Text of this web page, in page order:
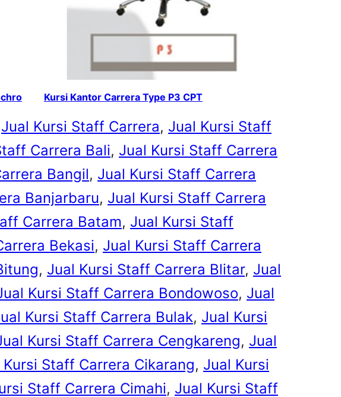
Kursi Kantor Carrera Type P3 CPT
Jual Kursi Staff Carrera, Jual Kursi Staff
Carrera Bali, Jual Kursi Staff Carrera
Bangil, Jual Kursi Staff Carrera
Banjarbaru, Jual Kursi Staff Carrera
Carrera Batam, Jual Kursi Staff
Bekasi, Jual Kursi Staff Carrera
, Jual Kursi Staff Carrera Blitar, Jual
Kursi Staff Carrera Bondowoso, Jual
Kursi Staff Carrera Bulak, Jual Kursi
Kursi Staff Carrera Cengkareng, Jual
Kursi Staff Carrera Cikarang, Jual Kursi
Staff Carrera Cimahi, Jual Kursi Staff